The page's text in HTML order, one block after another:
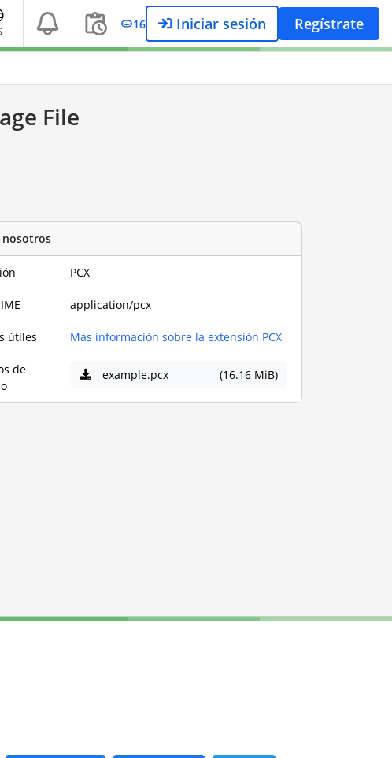
16 Iniciar sesión Regístrate
File
nosotros
PCX
application/pcx
útiles Más información sobre la extensión PCX
de
example.pcx (16.16 MiB)